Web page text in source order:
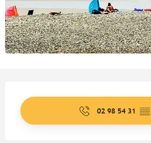
02 98 54 31 ▒▒